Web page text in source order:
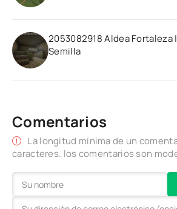
2053082918 Aldea Fortaleza
Semilla
Comentarios
La longitud mínima de un
caracteres. los comentarios son